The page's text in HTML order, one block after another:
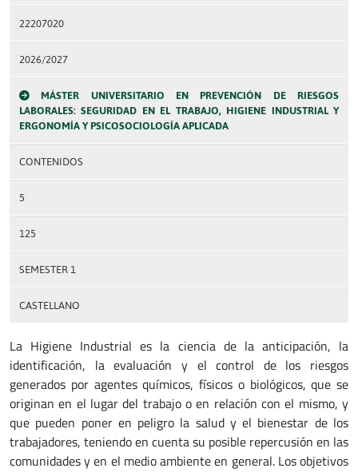
22207020
2026/2027
MÁSTER UNIVERSITARIO EN PREVENCIÓN DE RIESGOS
LABORALES: SEGURIDAD EN EL TRABAJO, HIGIENE INDUSTRIAL Y
ERGONOMÍA Y PSICOSOCIOLOGÍA APLICADA
CONTENIDOS
5
125
SEMESTER 1
CASTELLANO
La Higiene Industrial es la ciencia de la anticipación, la
identificación, la evaluación y el control de los riesgos
generados por agentes químicos, físicos o biológicos, que se
originan en el lugar del trabajo o en relación con el mismo, y
que pueden poner en peligro la salud y el bienestar de los
trabajadores, teniendo en cuenta su posible repercusión en las
comunidades y en el medio ambiente en general. Los objetivos